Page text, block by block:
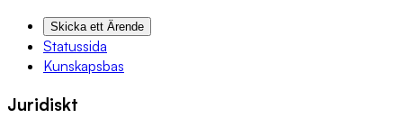
Skicka ett Ärende
Statussida
Kunskapsbas
Juridiskt